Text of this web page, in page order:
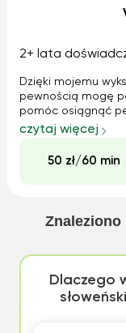
2+ lata
Dzięki mojemu
pewnością mogę
pomóc osiągnąć
korepetycji
dorosłym z
gramatyki.
czytaj więcej
50 zł/60 min
Znaleziono
Dlaczego